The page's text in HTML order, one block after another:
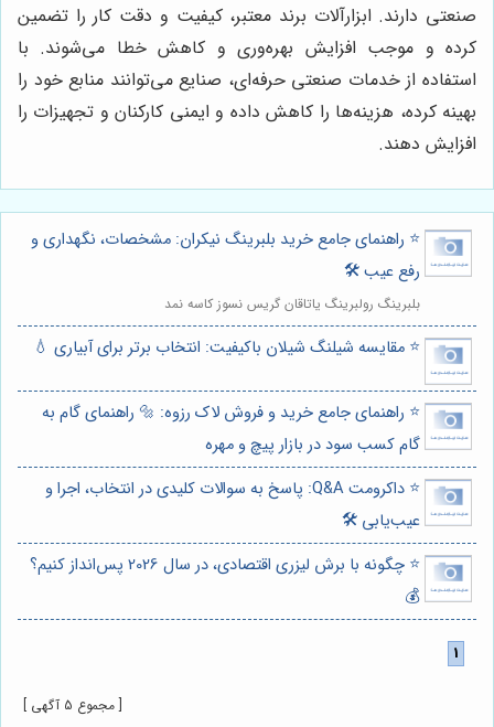
صنعتی دارند. ابزارآلات برند معتبر، کیفیت و دقت کار را تضمین
کرده و موجب افزایش بهره‌وری و کاهش خطا می‌شوند. با
استفاده از خدمات صنعتی حرفه‌ای، صنایع می‌توانند منابع خود را
بهینه کرده، هزینه‌ها را کاهش داده و ایمنی کارکنان و تجهیزات را
افزایش دهند.
⭐️ راهنمای جامع خرید بلبرینگ نیکران: مشخصات، نگهداری و
رفع عیب 🛠️
بلبرینگ رولبرینگ یاتاقان گریس نسوز کاسه نمد
⭐️ مقایسه شیلنگ شیلان باکیفیت: انتخاب برتر برای آبیاری 💧
⭐️ راهنمای جامع خرید و فروش لاک رزوه: 🔩 راهنمای گام به
گام کسب سود در بازار پیچ و مهره
⭐️ داکرومت Q&A: پاسخ به سوالات کلیدی در انتخاب، اجرا و
عیب‌یابی 🛠️
⭐️ چگونه با برش لیزری اقتصادی، در سال 2026 پس‌انداز کنیم؟
💰
[ مجموع 5 آگهی ]